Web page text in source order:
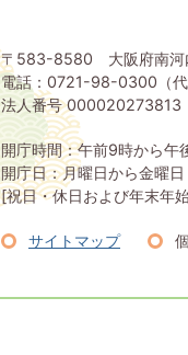
〒583-8580 大阪府南河
電話：0721-98-0300（
法人番号 000020273813
開庁時間：午前9時から午
開庁日：月曜日から金曜日
[祝日・休日および年末年
サイトマップ